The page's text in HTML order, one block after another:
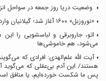
وضعیت دریا روز جمعه در سواحل
«نوروزبل» ۱۶۰۰ آغاز شد؛ گیلانیان وارد قرن هفدهم دیلمی شدند
اتو، جاروبرقی و لباسشویی را
می‌شود، هم خاموشی‌ها
آیت الله علم‌الهدی: افرادی که
پس ما شکست خورده‌ایم، یا منافق